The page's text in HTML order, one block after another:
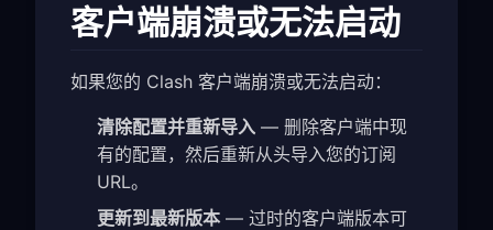
客户端崩溃或无法启动
如果您的 Clash 客户端崩溃或无法启动：
清除配置并重新导入 — 删除客户端中现
有的配置，然后重新从头导入您的订阅
URL。
更新到最新版本 — 过时的客户端版本可